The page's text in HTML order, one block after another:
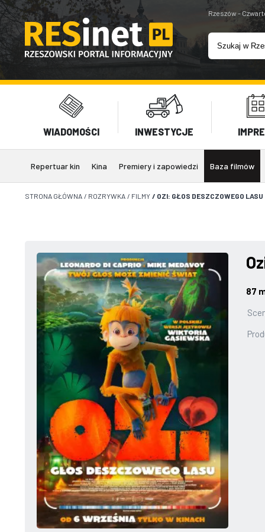
Rzeszów -
WIADOMOŚCI INWESTYCJE
Repertuar kin Kina Premiery i zapowiedzi Baza filmów
STRONA GŁÓWNA / ROZRYWKA / FILMY / OZI: GŁOS DESZCZOWEGO LASU
87